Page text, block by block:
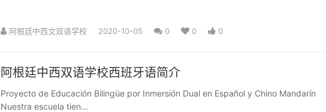
阿根廷中西文双语学校 2020-10-05 0 0 0
阿根廷中西双语学校西班牙语简介
Proyecto de Educación Bilingüe por Inmersión Dual en Español y Chino Mandarín
Nuestra escuela tien...